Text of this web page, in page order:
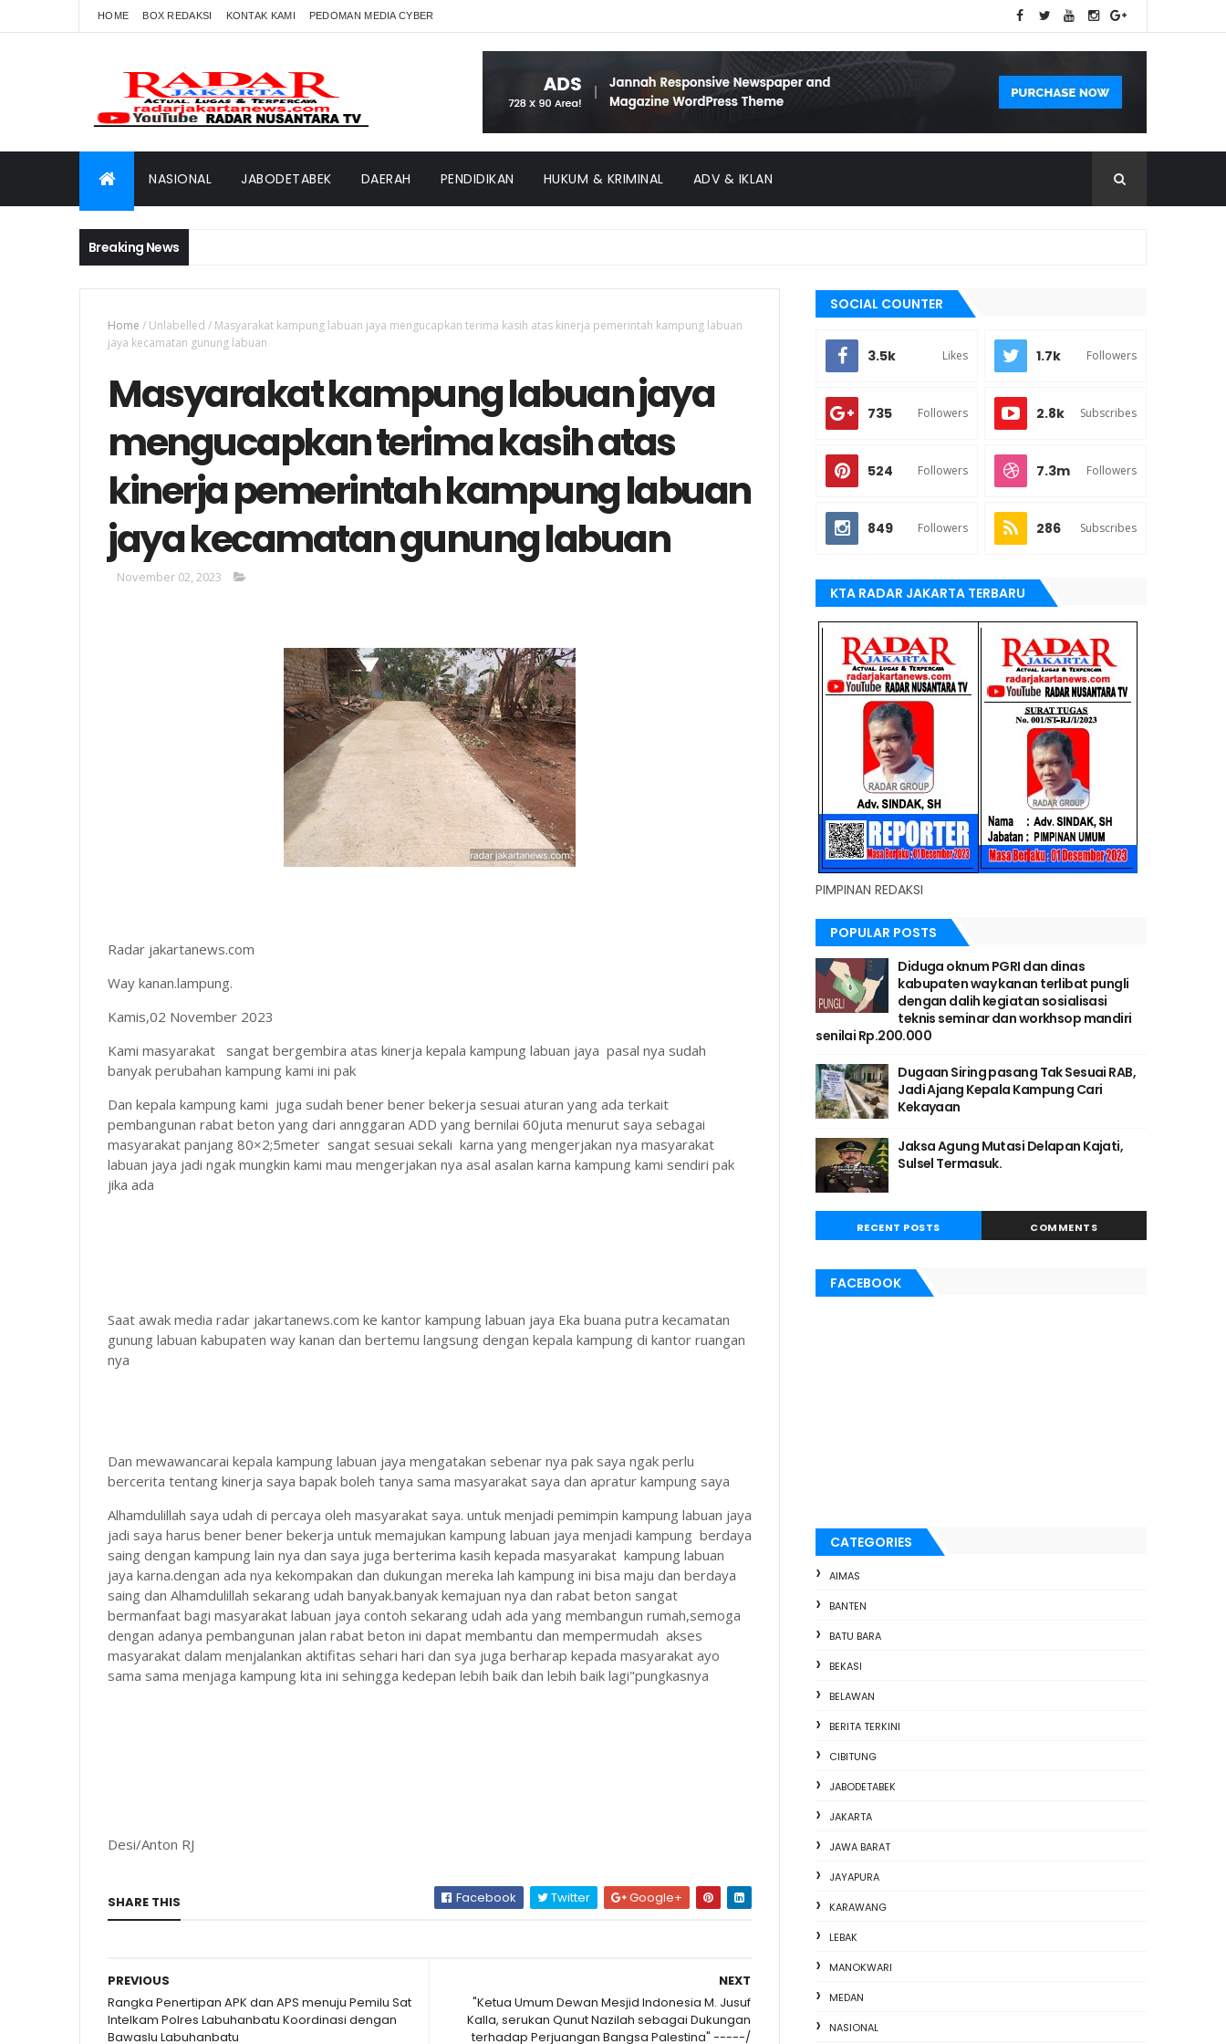
HOME BOX REDAKSI KONTAK KAMI PEDOMAN MEDIA CYBER
NASIONAL JABODETABEK DAERAH PENDIDIKAN HUKUM & KRIMINAL ADV & IKLAN
Breaking News
Home / Unlabelled / Masyarakat kampung labuan jaya mengucapkan terima kasih atas kinerja pemerintah kampung labuan
jaya kecamatan gunung labuan
Masyarakat kampung labuan jaya
mengucapkan terima kasih atas
kinerja pemerintah kampung labuan
jaya kecamatan gunung labuan
November 02, 2023
Radar jakartanews.com
Way kanan.lampung.
Kamis,02 November 2023
Kami masyarakat sangat bergembira atas kinerja kepala kampung labuan jaya pasal nya sudah
banyak perubahan kampung kami ini pak
Dan kepala kampung kami juga sudah bener bener bekerja sesuai aturan yang ada terkait
pembangunan rabat beton yang dari annggaran ADD yang bernilai 60juta menurut saya sebagai
masyarakat panjang 80×2;5meter sangat sesuai sekali karna yang mengerjakan nya masyarakat
labuan jaya jadi ngak mungkin kami mau mengerjakan nya asal asalan karna kampung kami sendiri pak
jika ada
Saat awak media radar jakartanews.com ke kantor kampung labuan jaya Eka buana putra kecamatan
gunung labuan kabupaten way kanan dan bertemu langsung dengan kepala kampung di kantor ruangan
nya
Dan mewawancarai kepala kampung labuan jaya mengatakan sebenar nya pak saya ngak perlu
bercerita tentang kinerja saya bapak boleh tanya sama masyarakat saya dan apratur kampung saya
Alhamdulillah saya udah di percaya oleh masyarakat saya. untuk menjadi pemimpin kampung labuan jaya
jadi saya harus bener bener bekerja untuk memajukan kampung labuan jaya menjadi kampung berdaya
saing dengan kampung lain nya dan saya juga berterima kasih kepada masyarakat kampung labuan
jaya karna.dengan ada nya kekompakan dan dukungan mereka lah kampung ini bisa maju dan berdaya
saing dan Alhamdulillah sekarang udah banyak.banyak kemajuan nya dan rabat beton sangat
bermanfaat bagi masyarakat labuan jaya contoh sekarang udah ada yang membangun rumah,semoga
dengan adanya pembangunan jalan rabat beton ini dapat membantu dan mempermudah akses
masyarakat dalam menjalankan aktifitas sehari hari dan sya juga berharap kepada masyarakat ayo
sama sama menjaga kampung kita ini sehingga kedepan lebih baik dan lebih baik lagi"pungkasnya
Desi/Anton RJ
SHARE THIS Facebook Twitter Google+
NEXT
"Ketua Umum Dewan Mesjid Indonesia M. Jusuf
Kalla, serukan Qunut Nazilah sebagai Dukungan
terhadap Perjuangan Bangsa Palestina" -----/
PREVIOUS
Rangka Penertipan APK dan APS menuju Pemilu Sat
Intelkam Polres Labuhanbatu Koordinasi dengan
Bawaslu Labuhanbatu
SOCIAL COUNTER
3.5k Likes 1.7k Followers
735 Followers 2.8k Subscribes
524 Followers 7.3m Followers
849 Followers 286 Subscribes
KTA RADAR JAKARTA TERBARU
PIMPINAN REDAKSI
POPULAR POSTS
Diduga oknum PGRI dan dinas
kabupaten way kanan terlibat pungli
dengan dalih kegiatan sosialisasi
teknis seminar dan workhsop mandiri
senilai Rp.200.000
Dugaan Siring pasang Tak Sesuai RAB,
Jadi Ajang Kepala Kampung Cari
Kekayaan
Jaksa Agung Mutasi Delapan Kajati,
Sulsel Termasuk.
RECENT POSTS COMMENTS
FACEBOOK
CATEGORIES
AIMAS
BANTEN
BATU BARA
BEKASI
BELAWAN
BERITA TERKINI
CIBITUNG
JABODETABEK
JAKARTA
JAWA BARAT
JAYAPURA
KARAWANG
LEBAK
MANOKWARI
MEDAN
NASIONAL